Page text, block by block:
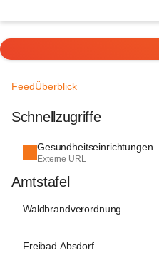
FeedÜberblick
Schnellzugriffe
Gesundheitseinrichtungen
Externe URL
Amtstafel
Waldbrandverordnung
Freibad Absdorf